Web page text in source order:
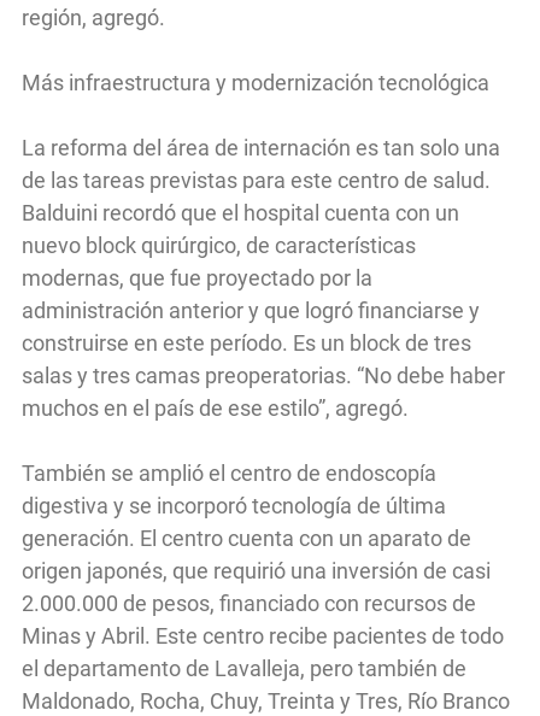
región, agregó.
Más infraestructura y modernización tecnológica
La reforma del área de internación es tan solo una
de las tareas previstas para este centro de salud.
Balduini recordó que el hospital cuenta con un
nuevo block quirúrgico, de características
modernas, que fue proyectado por la
administración anterior y que logró financiarse y
construirse en este período. Es un block de tres
salas y tres camas preoperatorias. “No debe haber
muchos en el país de ese estilo”, agregó.
También se amplió el centro de endoscopía
digestiva y se incorporó tecnología de última
generación. El centro cuenta con un aparato de
origen japonés, que requirió una inversión de casi
2.000.000 de pesos, financiado con recursos de
Minas y Abril. Este centro recibe pacientes de todo
el departamento de Lavalleja, pero también de
Maldonado, Rocha, Chuy, Treinta y Tres, Río Branco